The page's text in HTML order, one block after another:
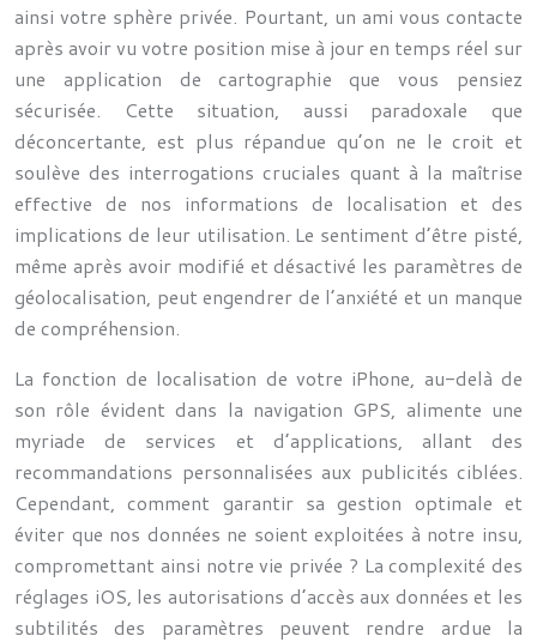
ainsi votre sphère privée. Pourtant, un ami vous contacte
après avoir vu votre position mise à jour en temps réel sur
une application de cartographie que vous pensiez
sécurisée. Cette situation, aussi paradoxale que
déconcertante, est plus répandue qu’on ne le croit et
soulève des interrogations cruciales quant à la maîtrise
effective de nos informations de localisation et des
implications de leur utilisation. Le sentiment d’être pisté,
même après avoir modifié et désactivé les paramètres de
géolocalisation, peut engendrer de l’anxiété et un manque
de compréhension.
La fonction de localisation de votre iPhone, au-delà de
son rôle évident dans la navigation GPS, alimente une
myriade de services et d’applications, allant des
recommandations personnalisées aux publicités ciblées.
Cependant, comment garantir sa gestion optimale et
éviter que nos données ne soient exploitées à notre insu,
compromettant ainsi notre vie privée ? La complexité des
réglages iOS, les autorisations d’accès aux données et les
subtilités des paramètres peuvent rendre ardue la